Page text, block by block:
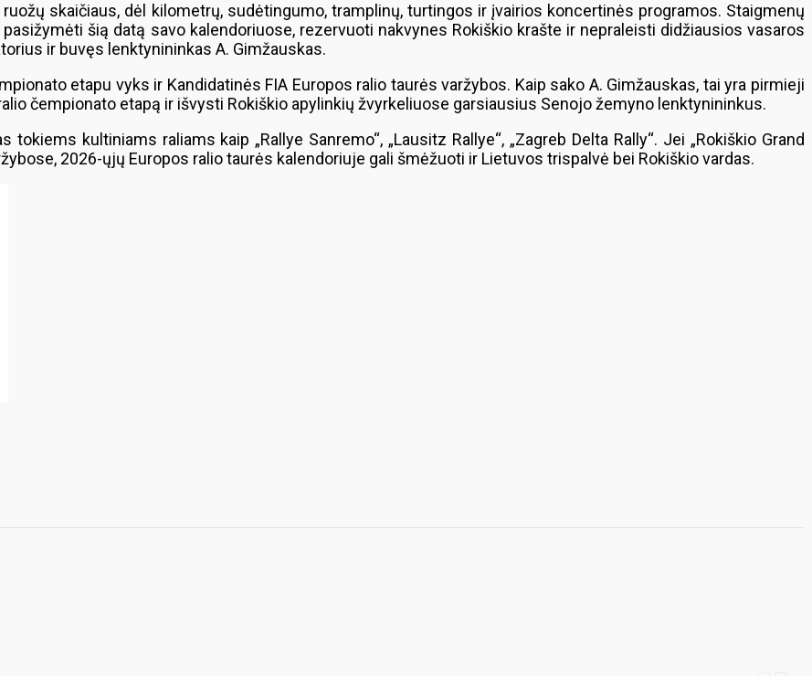
skaičiaus, dėl kilometrų, sudėtingumo, tramplinų, turtingos ir įvairios koncertinės programos. Staigmenų
šią datą savo kalendoriuose, rezervuoti nakvynes Rokiškio krašte ir nepraleisti didžiausios vasaros
ir buvęs lenktynininkas A. Gimžauskas.
etapu vyks ir Kandidatinės FIA Europos ralio taurės varžybos. Kaip sako A. Gimžauskas, tai yra pirmieji
čempionato etapą ir išvysti Rokiškio apylinkių žvyrkeliuose garsiausius Senojo žemyno lenktynininkus.
kultiniams raliams kaip „Rallye Sanremo“, „Lausitz Rallye“, „Zagreb Delta Rally“. Jei „Rokiškio Grand
2026-ųjų Europos ralio taurės kalendoriuje gali šmėžuoti ir Lietuvos trispalvė bei Rokiškio vardas.